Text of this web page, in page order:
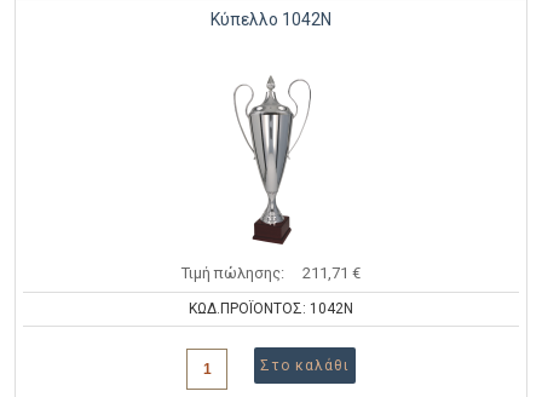
Κύπελλο 1042Ν
Τιμή πώλησης: 211,71 €
ΚΩΔ.ΠΡΟΪΟΝΤΟΣ: 1042Ν